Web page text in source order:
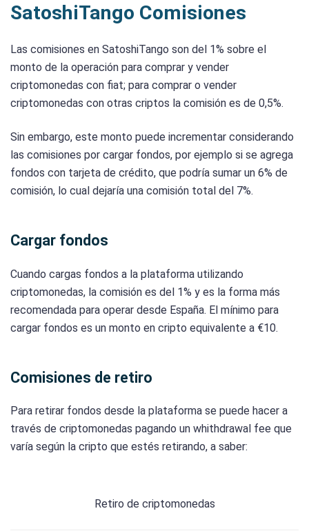
SatoshiTango Comisiones
Las comisiones en SatoshiTango son del 1% sobre el
monto de la operación para comprar y vender
criptomonedas con fiat; para comprar o vender
criptomonedas con otras criptos la comisión es de 0,5%.
Sin embargo, este monto puede incrementar considerando
las comisiones por cargar fondos, por ejemplo si se agrega
fondos con tarjeta de crédito, que podría sumar un 6% de
comisión, lo cual dejaría una comisión total del 7%.
Cargar fondos
Cuando cargas fondos a la plataforma utilizando
criptomonedas, la comisión es del 1% y es la forma más
recomendada para operar desde España. El mínimo para
cargar fondos es un monto en cripto equivalente a €10.
Comisiones de retiro
Para retirar fondos desde la plataforma se puede hacer a
través de criptomonedas pagando un whithdrawal fee que
varía según la cripto que estés retirando, a saber:
Retiro de criptomonedas